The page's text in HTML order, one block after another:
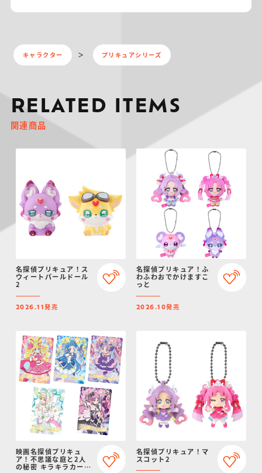
キャラクター プリキュアシリーズ
RELATED ITEMS
関連商品
名探偵プリキュア！ス
ウィートパールドール
2
2026.11発売
名探偵プリキュア！ふ
わふわおでかけますこ
っと
2026.10発売
映画名探偵プリキュ
ア！不思議な庭と2人
の秘密 キラキラカード
名探偵プリキュア！マ
スコット2